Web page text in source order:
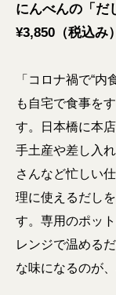
にんべんの「だ
¥3,850（税込み）
「コロナ禍で“
も自宅で食事を
す。日本橋に本
手土産や差し入
さんなど忙しい
理に使えるだし
す。専用のポッ
レンジで温める
な味になるのが